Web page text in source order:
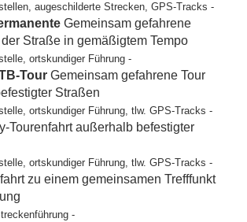
augeschilderte Strecken, GPS-Tracks -
Gemeinsam gefahrene
Straße in gemäßigtem Tempo
ortskundiger Führung -
Tour Gemeinsam gefahrene Tour
Straßen
ortskundiger Führung, tlw. GPS-Tracks -
Tourenfahrt außerhalb befestigter
ortskundiger Führung, tlw. GPS-Tracks -
zu einem gemeinsamen Trefffunkt
-